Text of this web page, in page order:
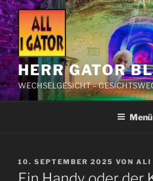
Zum
Inhalt
springen
HERR GATOR
WECHSELGESICHT –
Menü
VERÖFFENTLICHT
AM
10. SEPTEMBER 2025 VON ALI